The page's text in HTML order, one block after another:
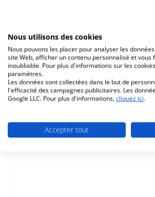
Nous utilisons des cookies
Nous pouvons les placer pour analyser les
site Web, afficher un contenu personnalisé et vous
inoubliable. Pour plus d'informations sur les
paramètres.
Les données sont collectées dans le but de
l'efficacité des campagnes publicitaires. Les
Google LLC. Pour plus d'informations, cliquez ici.
Accepter tout